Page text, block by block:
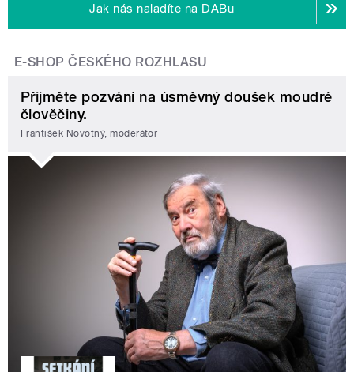
Jak nás naladíte na DABu
E-SHOP ČESKÉHO ROZHLASU
Přijměte pozvání na úsměvný doušek moudré
člověčiny.
František Novotný, moderátor